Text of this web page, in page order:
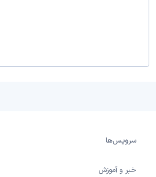
سرویس‌ها
خبر و آموزش